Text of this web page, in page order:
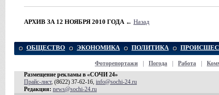
АРХИВ ЗА 12 НОЯБРЯ 2010 ГОДА ← Назад
ОБЩЕСТВО ЭКОНОМИКА ПОЛИТИКА
Фоторепортажи Погода Работа
Размещение рекламы в «СОЧИ 24»
Прайс-лист, (8622) 37-62-16, info@sochi-24.ru
Редакция: news@sochi-24.ru